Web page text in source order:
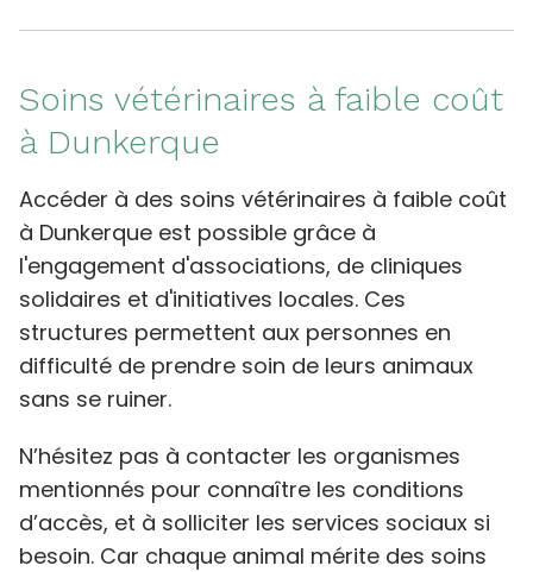
Soins vétérinaires à faible coût
à Dunkerque
Accéder à des soins vétérinaires à faible coût
à Dunkerque est possible grâce à
l'engagement d'associations, de cliniques
solidaires et d'initiatives locales. Ces
structures permettent aux personnes en
difficulté de prendre soin de leurs animaux
sans se ruiner.
N’hésitez pas à contacter les organismes
mentionnés pour connaître les conditions
d’accès, et à solliciter les services sociaux si
besoin. Car chaque animal mérite des soins